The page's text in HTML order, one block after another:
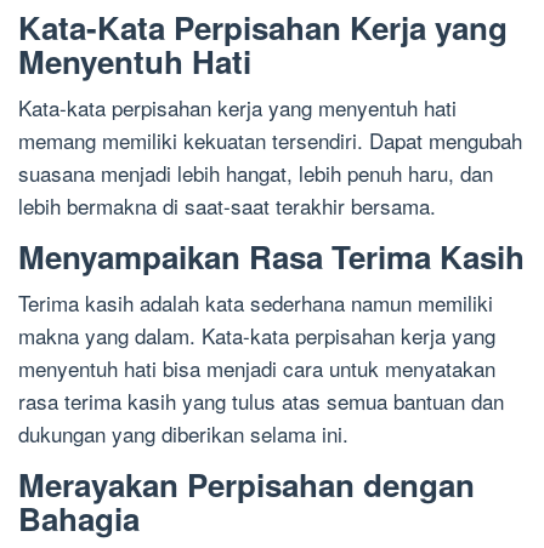
Kata-Kata Perpisahan Kerja yang
Menyentuh Hati
Kata-kata perpisahan kerja yang menyentuh hati
memang memiliki kekuatan tersendiri. Dapat mengubah
suasana menjadi lebih hangat, lebih penuh haru, dan
lebih bermakna di saat-saat terakhir bersama.
Menyampaikan Rasa Terima Kasih
Terima kasih adalah kata sederhana namun memiliki
makna yang dalam. Kata-kata perpisahan kerja yang
menyentuh hati bisa menjadi cara untuk menyatakan
rasa terima kasih yang tulus atas semua bantuan dan
dukungan yang diberikan selama ini.
Merayakan Perpisahan dengan
Bahagia